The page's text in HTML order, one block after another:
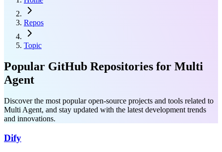
Repos
Topic
Popular GitHub Repositories for Multi
Agent
Discover the most popular open-source projects and tools related to
Multi Agent, and stay updated with the latest development trends
and innovations.
Dify